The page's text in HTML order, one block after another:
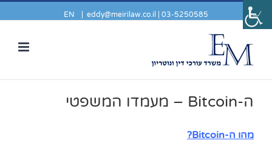
03-5250585 |
EN eddy@meirilaw.co.il
ה-Bitcoin – מעמדו המשפטי
מהו ה-Bitcoin?